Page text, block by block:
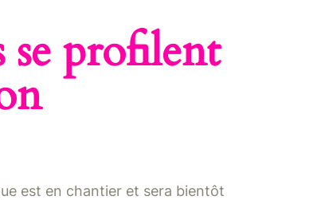
se profilent
est en chantier et sera bientôt